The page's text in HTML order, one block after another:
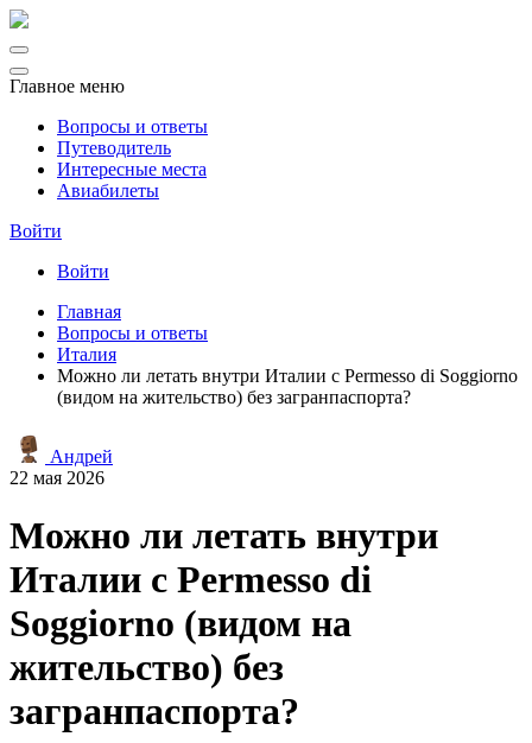
Главное меню
Вопросы и ответы
Путеводитель
Интересные места
Авиабилеты
Войти
Войти
Главная
Вопросы и ответы
Италия
Можно ли летать внутри Италии с Permesso di Soggiorno
(видом на жительство) без загранпаспорта?
Андрей
22 мая 2026
Можно ли летать внутри
Италии с Permesso di
Soggiorno (видом на
жительство) без
загранпаспорта?